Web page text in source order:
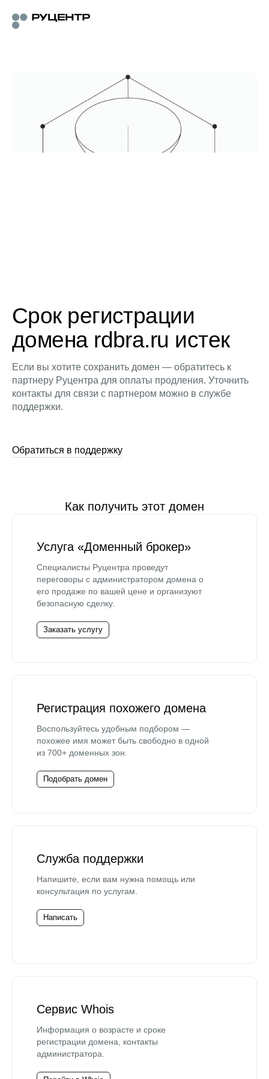
Срок регистрации
домена rdbra.ru истек
Если вы хотите сохранить домен — обратитесь к
партнеру Руцентра для оплаты продления. Уточнить
контакты для связи с партнером можно в службе
поддержки.
Обратиться в поддержку
Как получить этот домен
Услуга «Доменный брокер»
Специалисты Руцентра проведут
переговоры с администратором домена о
его продаже по вашей цене и организуют
безопасную сделку.
Заказать услугу
Регистрация похожего домена
Воспользуйтесь удобным подбором —
похожее имя может быть свободно в одной
из 700+ доменных зон.
Подобрать домен
Служба поддержки
Напишите, если вам нужна помощь или
консультация по услугам.
Написать
Сервис Whois
Информация о возрасте и сроке
регистрации домена, контакты
администратора.